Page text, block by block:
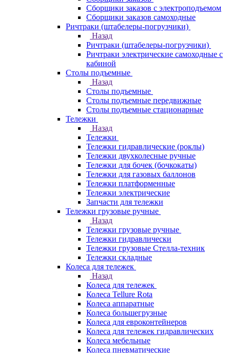
Сборщики заказов с электроподъемом
Сборщики заказов самоходные
Ричтраки (штабелеры-погрузчики)
Назад
Ричтраки (штабелеры-погрузчики)
Ричтраки электрические самоходные с
кабиной
Столы подъемные
Назад
Столы подъемные
Столы подъемные передвижные
Столы подъемные стационарные
Тележки
Назад
Тележки
Тележки гидравлические (роклы)
Тележки двухколесные ручные
Тележки для бочек (бочкокаты)
Тележки для газовых баллонов
Тележки платформенные
Тележки электрические
Запчасти для тележки
Тележки грузовые ручные
Назад
Тележки грузовые ручные
Тележки гидравлически
Тележки грузовые Стелла-техник
Тележки складные
Колеса для тележек
Назад
Колеса для тележек
Колеса Tellure Rota
Колеса аппаратные
Колеса большегрузные
Колеса для евроконтейнеров
Колеса для тележек гидравлических
Колеса мебельные
Колеса пневматические